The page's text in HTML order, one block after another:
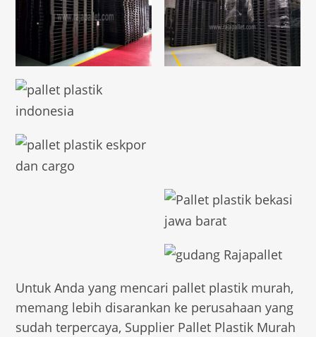
Untuk Anda yang mencari pallet plastik murah,
memang lebih disarankan ke perusahaan yang
sudah terpercaya, Supplier Pallet Plastik Murah